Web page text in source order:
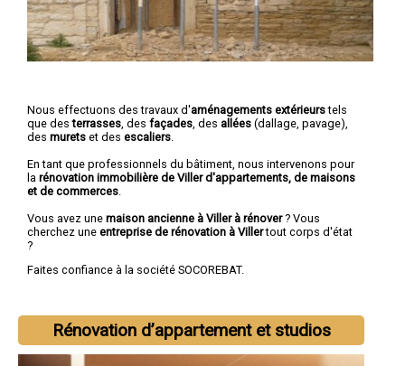
Nous effectuons des travaux d'aménagements extérieurstels
que desterrasses , des façades , des allées (dallage, pavage),
des murets et des escaliers
En tant que professionnels du bâtiment, nous intervenons pour
la rénovation immobilière de Viller d'appartements, de maisons
et de commerces
Vous avez une maison ancienne à Viller à rénover? Vous
cherchez une entreprise de rénovation à Villertout corps d'état
?
Faites confiance à la société SOCOREBAT.
Rénovation d’appartement et studios